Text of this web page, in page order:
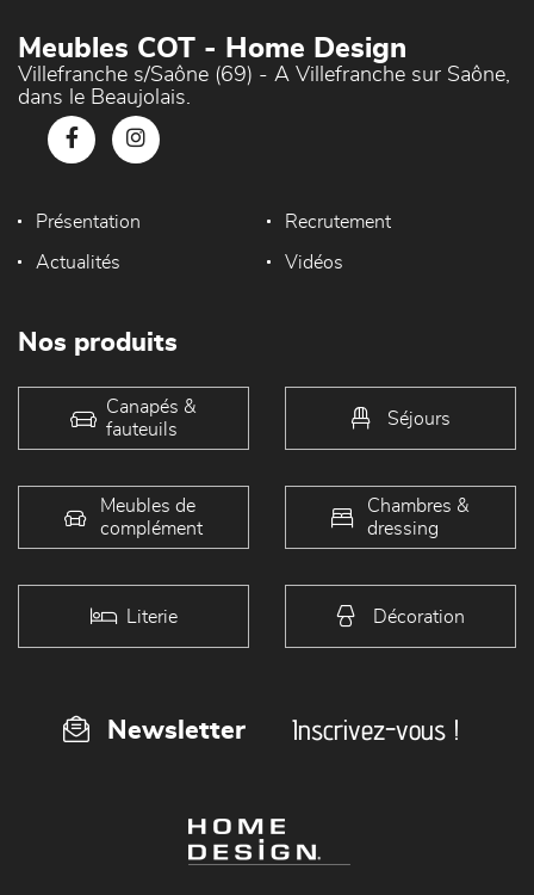
Meubles COT - Home Design
Villefranche s/Saône (69) - A Villefranche sur Saône,
dans le Beaujolais.
Présentation Recrutement
Actualités Vidéos
Nos produits
Canapés &
fauteuils
Séjours
Meubles de
complément
Chambres &
dressing
Literie Décoration
Newsletter Inscrivez-vous !